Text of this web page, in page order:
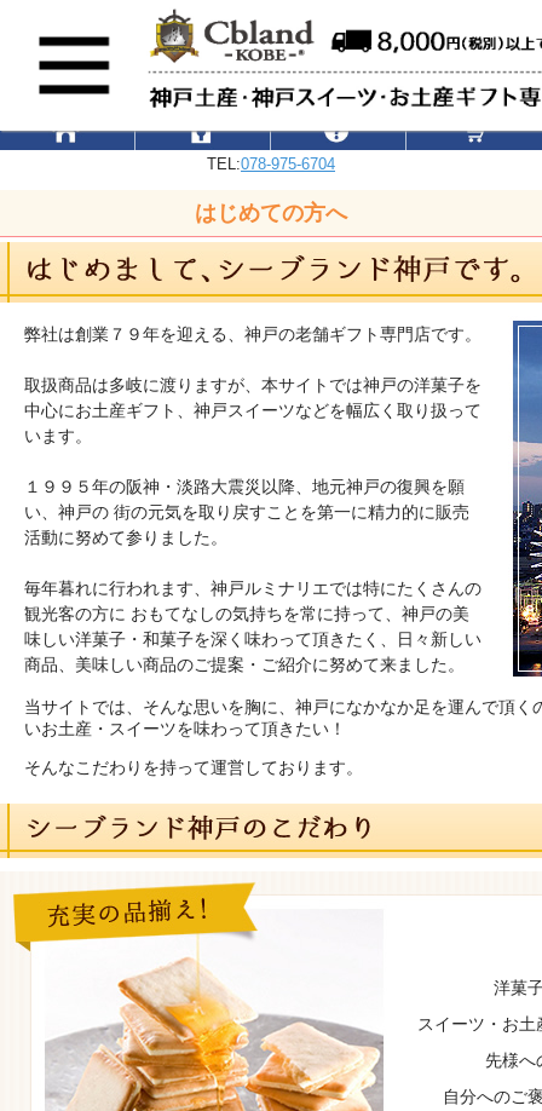
TEL:078-975-6704
はじめての方へ
弊社は創業７９年を迎える、神戸の老舗ギフト専門店です。
取扱商品は多岐に渡りますが、本サイトでは神戸の洋菓子を
中心にお土産ギフト、神戸スイーツなどを幅広く取り扱って
います。
１９９５年の阪神・淡路大震災以降、地元神戸の復興を願
い、神戸の 街の元気を取り戻すことを第一に精力的に販売
活動に努めて参りました。
毎年暮れに行われます、神戸ルミナリエでは特にたくさんの
観光客の方に おもてなしの気持ちを常に持って、神戸の美
味しい洋菓子・和菓子を深く味わって頂きたく、日々新しい
商品、美味しい商品のご提案・ご紹介に努めて来ました。
当サイトでは、そんな思いを胸に、神戸になかなか足を運んで頂
いお土産・スイーツを味わって頂きたい！
そんなこだわりを持って運営しております。
洋菓
スイーツ・お
先様へ
自分へのご